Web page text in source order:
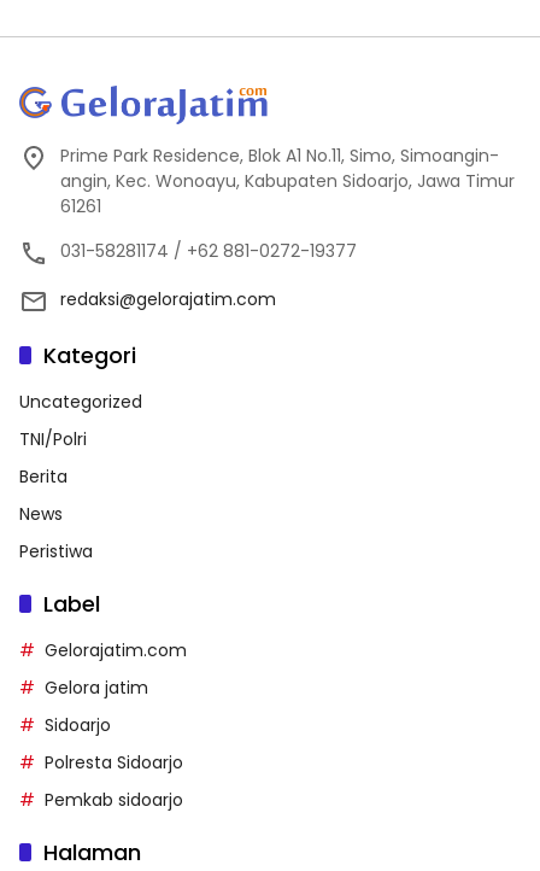
Prime Park Residence, Blok A1 No.11, Simo, Simoangin-
angin, Kec. Wonoayu, Kabupaten Sidoarjo, Jawa Timur
61261
031-58281174 / +62 881-0272-19377
redaksi@gelorajatim.com
Kategori
Uncategorized
TNI/Polri
Berita
News
Peristiwa
Label
Gelorajatim.com
Gelora jatim
Sidoarjo
Polresta Sidoarjo
Pemkab sidoarjo
Halaman